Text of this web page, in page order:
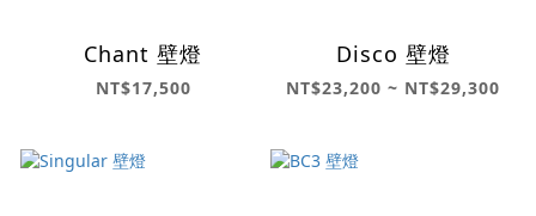
Chant 壁燈
NT$17,500
Disco 壁燈
NT$23,200 ~ NT$29,300